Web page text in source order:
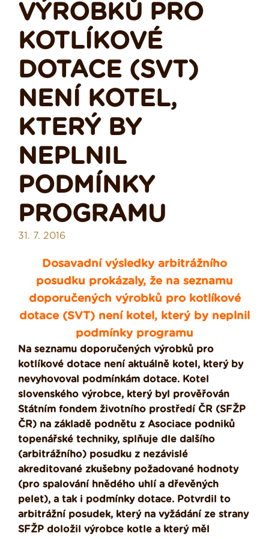
VÝROBKŮ PRO
KOTLÍKOVÉ
DOTACE (SVT)
NENÍ KOTEL,
KTERÝ BY
NEPLNIL
PODMÍNKY
PROGRAMU
31. 7. 2016
Dosavadní výsledky arbitrážního
posudku prokázaly, že na seznamu
doporučených výrobků pro kotlíkové
dotace (SVT) není kotel, který by neplnil
podmínky programu
Na seznamu doporučených výrobků pro
kotlíkové dotace není aktuálně kotel, který by
nevyhovoval podmínkám dotace. Kotel
slovenského výrobce, který byl prověřován
Státním fondem životního prostředí ČR (SFŽP
ČR) na základě podnětu z Asociace podniků
topenářské techniky, splňuje dle dalšího
(arbitrážního) posudku z nezávislé
akreditované zkušebny požadované hodnoty
(pro spalování hnědého uhlí a dřevěných
pelet), a tak i podmínky dotace. Potvrdil to
arbitrážní posudek, který na vyžádání ze strany
SFŽP doložil výrobce kotle a který měl